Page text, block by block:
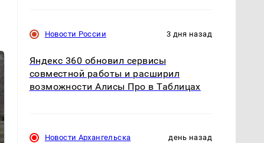
Новости России 3 дня назад
Яндекс 360 обновил сервисы
совместной работы и расширил
возможности Алисы Про в Таблицах
Новости Архангельска день назад